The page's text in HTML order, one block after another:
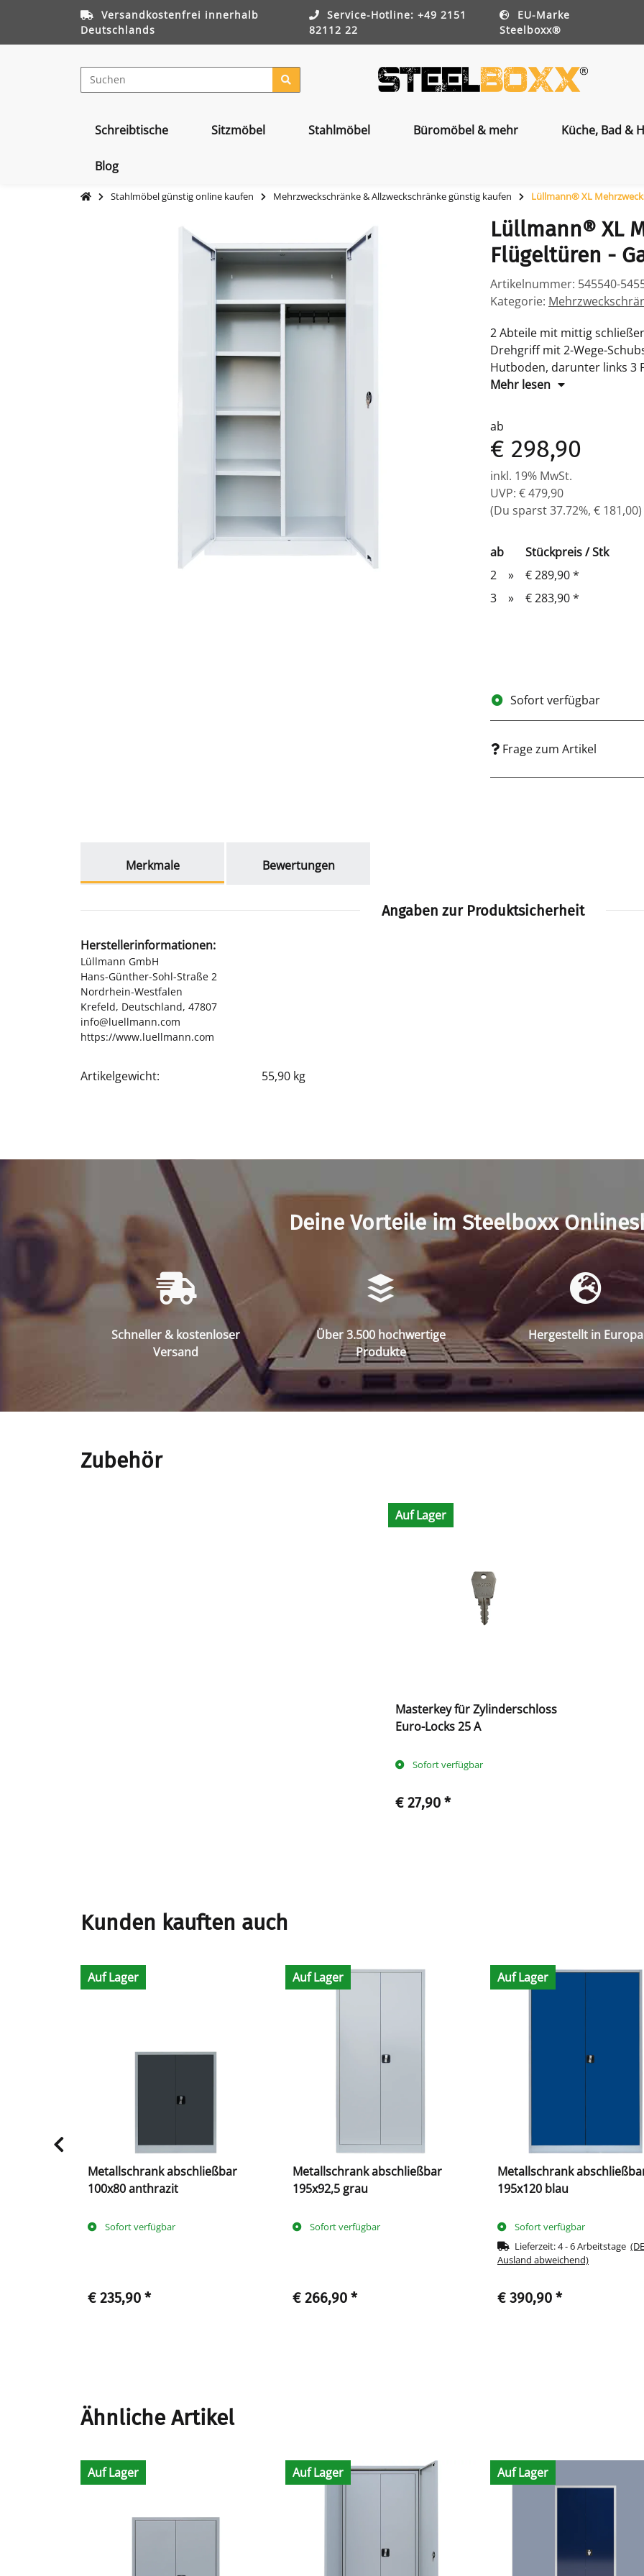
Versandkostenfrei innerhalb
Deutschlands
Service-Hotline: +49 2151
82112 22
EU-Marke
Steelboxx®
Schreibtische Sitzmöbel Stahlmöbel Büromöbel & mehr Küche, Bad &
Blog
Stahlmöbel günstig online kaufen Mehrzweckschränke & Allzweckschränke günstig kaufen Lüllmann® XL
Lüllmann® XL
Flügeltüren -
Artikelnummer: 545540-
Kategorie:
2 Abteile mit mittig
Drehgriff mit 2-Wege-
Hutboden, darunter links 3
Maße: H 1950 x B 925 x T 422 mm Komplett verschweißter
Mehr lesen
ab
€ 298,90
inkl. 19% MwSt.
UVP: € 479,90
(Du sparst37.72%, € 181,00)
ab
Stückpreis / Stk
2
» € 289,90*
3
» € 283,90*
Sofort verfügbar
Frage zum Artikel
Merkmale
Bewertungen
Angaben zur Produktsicherheit
Herstellerinformationen:
Lüllmann GmbH
Hans-Günther-Sohl-Straße 2
Nordrhein-Westfalen
Krefeld, Deutschland, 47807
info@luellmann.com
https://www.luellmann.com
Produkteigenschaft
Wert
Artikelgewicht: 55,90 kg
Deine Vorteile im Steelboxx
Schneller & kostenloser
Versand
Über 3.500 hochwertige
Produkte
Hergestellt in Europa
Zubehör
Auf Lager
Masterkey für Zylinderschloss
Euro-Locks 25 A
Sofort verfügbar
€ 27,90 *
Kunden kauften auch
Auf Lager
Metallschrank abschließbar
100x80 anthrazit
Sofort verfügbar
€ 235,90 *
Auf Lager
Metallschrank abschließbar
195x92,5 grau
Sofort verfügbar
€ 266,90 *
Auf Lager
Metallschrank
195x120 blau
Sofort verfügbar
Lieferzeit:4 - 6 Arbeitstage
Ausland abweichend)
€ 390,90 *
Ähnliche Artikel
Auf Lager Auf Lager Auf Lager